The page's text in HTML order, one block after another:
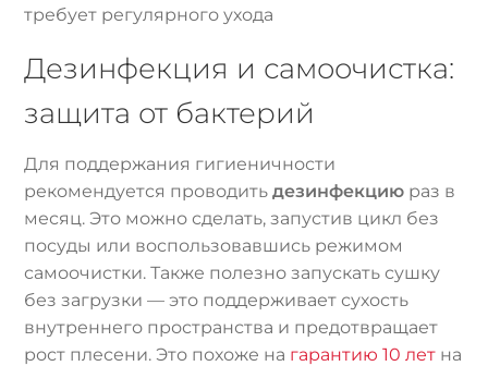
требует регулярного ухода
Дезинфекция и самоочистка:
защита от бактерий
Для поддержания гигиеничности
рекомендуется проводитьдезинфекцию раз в
месяц. Это можно сделать, запустив цикл без
посуды или воспользовавшись режимом
самоочистки. Также полезно запускать сушку
без загрузки — это поддерживает сухость
внутреннего пространства и предотвращает
рост плесени. Это похоже на гарантию 10 лет на